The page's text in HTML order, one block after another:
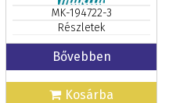
MK-194722-3
Részletek
Bővebben
Kosárba